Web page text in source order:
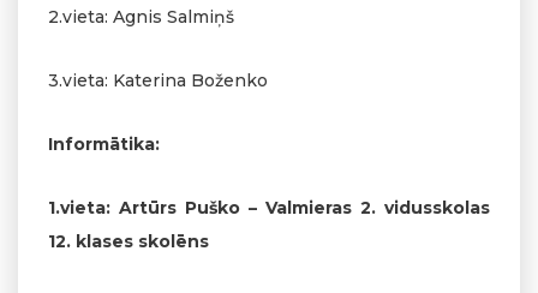
2.vieta: Agnis Salmiņš
3.vieta: Katerina Boženko
Informātika:
1.vieta: Artūrs Puško – Valmieras 2. vidusskolas
12. klases skolēns